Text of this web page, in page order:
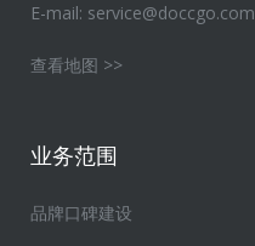
E-mail: service@doccgo.com
查看地图 >>
业务范围
品牌口碑建设